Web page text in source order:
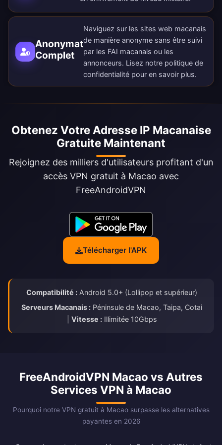
Anonymat
Complet
Naviguez sur les sites web macanais
de manière anonyme sans être suivi
par les FAI macanais ou les
annonceurs. Lisez notre politique de
confidentialité pour en savoir plus.
Obtenez Votre Adresse IP Macanaise
Gratuite Maintenant
Rejoignez des milliers d'utilisateurs profitant d'un
accès VPN gratuit à Macao avec
FreeAndroidVPN
Télécharger l'APK
Compatibilité : Android 5.0+ (Lollipop et supérieur)
Serveurs Macanais : Péninsule de Macao, Taipa, Cotai
Vitesse :Illimitée 10Gbps
FreeAndroidVPN Macao vs Autres
Services VPN à Macao
Pourquoi notre VPN gratuit à Macao surpasse les alternatives
payantes en 2026